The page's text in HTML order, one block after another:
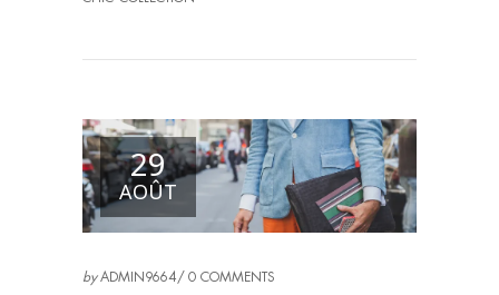
29
AOÛT
byADMIN9664 0 COMMENTS